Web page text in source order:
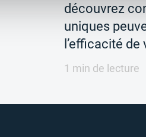
découvrez
uniques
l’efficacité
1 min de lecture